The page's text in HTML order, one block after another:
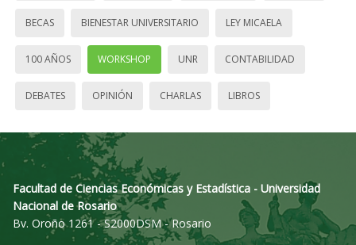
BECAS BIENESTAR UNIVERSITARIO LEY MICAELA
100 AÑOS WORKSHOP UNR CONTABILIDAD
DEBATES OPINIÓN CHARLAS LIBROS
Facultad de Ciencias Económicas y Estadística - Universidad
Nacional de Rosario
Bv. Oroño 1261 - S2000DSM - Rosario